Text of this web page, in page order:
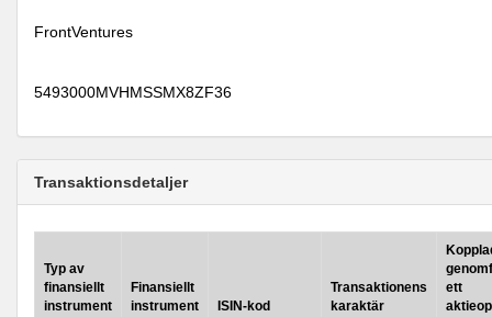
FrontVentures
5493000MVHMSSMX8ZF36
Transaktionsdetaljer
Typ av
finansiellt
instrument
Finansiellt
instrument
ISIN-kod
Transaktionens
karaktär
ett